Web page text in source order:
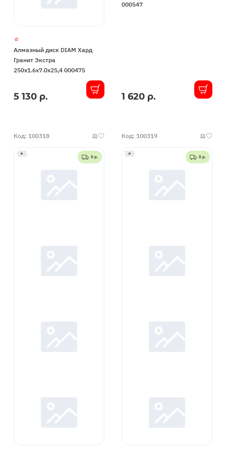
Алмазный диск DIAM Хард
Гранит Экстра
250x1.6x7.0x25,4 000475
В
5 130 р.
000547
В1 620 р.
Код: 100318
0 р.
Код: 100319
0 р.